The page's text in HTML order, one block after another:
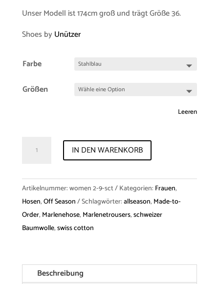
Unser Modell ist 174cm groß und trägt Größe 36.
Shoes byUnützer
Farbe
Größen
Leeren
"Valentina"
Cotton
Menge
IN DEN WARENKORB
Artikelnummer:women 2-9-sct Kategorien: Frauen,
Hosen,Off Season Schlagwörter:allseason, Made-to-
Order, Marlenehose, Marlenetrousers,schweizer
Baumwolle,swiss cotton
Beschreibung